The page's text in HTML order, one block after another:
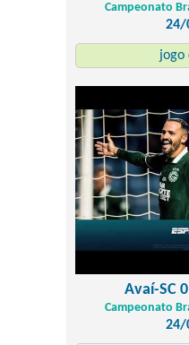
Campeonato
24/
jogo
Avaí-SC
Campeonato
24/